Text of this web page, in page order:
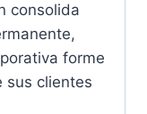
consolida
forme
sus clientes